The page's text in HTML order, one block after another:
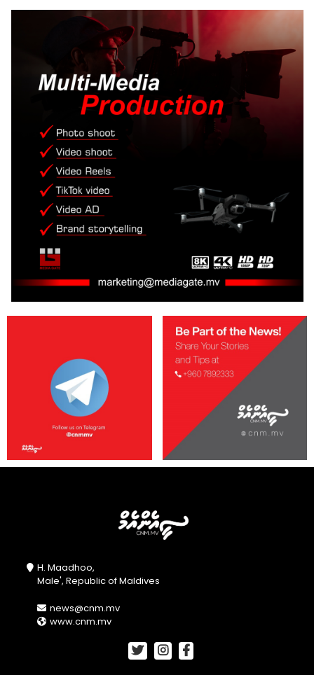
H. Maadhoo,
Male', Republic of Maldives
news@cnm.mv
www.cnm.mv